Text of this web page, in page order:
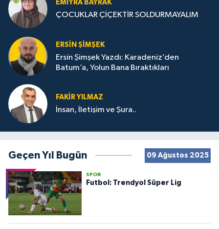
EMIYRA BAYRAK
ÇOCUKLAR ÇİÇEKTİR SOLDURMAYALIM
ERSIN ŞIMŞEK
Ersin Şimşek Yazdı: Karadeniz’den
Batum’a, Yolun Bana Bıraktıkları
FAKIR YILMAZ
İnsan, İletişim ve Şura..
Geçen Yıl Bugün 09 Ağustos 2025
SPOR
Futbol: Trendyol Süper Lig